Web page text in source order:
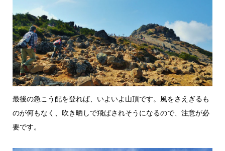
最後の急こう配を登れば、いよいよ山頂です。風をさえぎるも
のが何もなく、吹き晒しで飛ばされそうになるので、注意が必
要です。